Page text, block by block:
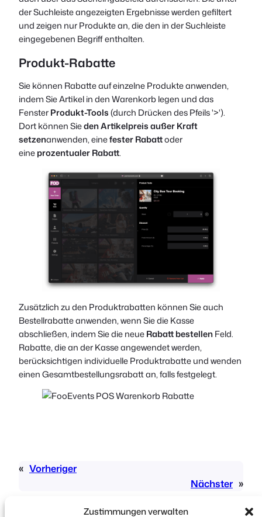
Zustimmungen verwalten
der Suchleiste angezeigten Ergebnisse werden gefiltert
und zeigen nur Produkte an, die den in der Suchleiste
eingegebenen Begriff enthalten.
Produkt-Rabatte
Sie können Rabatte auf einzelne Produkte anwenden,
indem Sie Artikel in den Warenkorb legen und das
FensterProdukt-Tools(durch Drücken des Pfeils '>').
Dort können Sieden Artikelpreis außer Kraft
setzenanwenden, einefester Rabattoder
eineprozentualer Rabatt.
Zusätzlich zu den Produktrabatten können Sie auch
Bestellrabatte anwenden, wenn Sie die Kasse
abschließen, indem Sie die neueRabatt bestellenFeld.
Rabatte, die an der Kasse angewendet werden,
berücksichtigen individuelle Produktrabatte und wenden
einen Gesamtbestellungsrabatt an, falls festgelegt.
« Vorheriger
Nächster »